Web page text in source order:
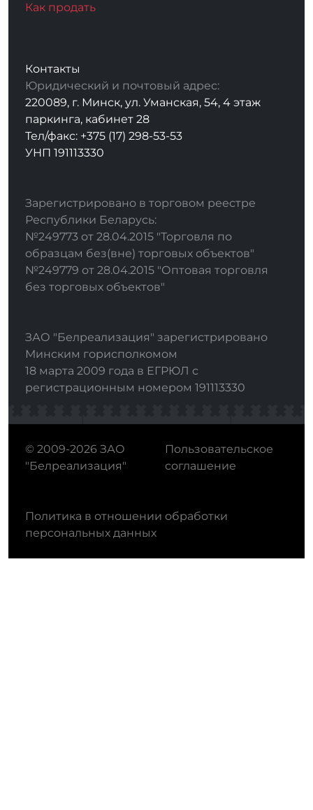
Как продать
Контакты
Юридический и почтовый адрес:
220089, г. Минск, ул. Уманская, 54, 4 этаж
паркинга, кабинет 28
Тел/факс: +375 (17) 298-53-53
УНП 191113330
Зарегистрировано в торговом реестре
Республики Беларусь:
№249773 от 28.04.2015 "Торговля по
образцам без(вне) торговых объектов"
№249779 от 28.04.2015 "Оптовая торговля
без торговых объектов"
ЗАО "Белреализация" зарегистрировано
Минским горисполкомом
18 марта 2009 года в ЕГРЮЛ с
регистрационным номером 191113330
© 2009-2026 ЗАО
"Белреализация"
Пользовательское
соглашение
Политика в отношении обработки
персональных данных